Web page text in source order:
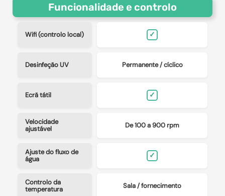
Funcionalidade e controlo
Wifi (controlo local) ✓
Desinfeção UV Permanente / cíclico
Ecrã tátil ✓
Velocidade
ajustável
De 100 a 900 rpm
Ajuste do fluxo de
água
✓
Controlo da
temperatura
Sala / fornecimento